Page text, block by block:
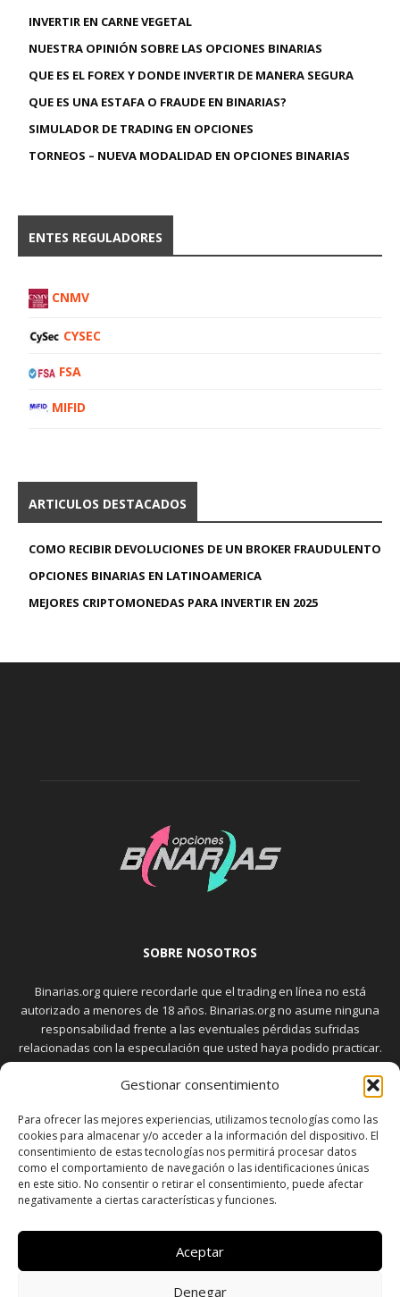
Gestionar consentimiento
Para ofrecer las mejores experiencias, utilizamos tecnologías como las
cookies para almacenar y/o acceder a la información del dispositivo. El
consentimiento de estas tecnologías nos permitirá procesar datos
como el comportamiento de navegación o las identificaciones únicas
en este sitio. No consentir o retirar el consentimiento, puede afectar
negativamente a ciertas características y funciones.
Aceptar
Denegar
INVERTIR EN CARNE VEGETAL
NUESTRA OPINIÓN SOBRE LAS OPCIONES BINARIAS
QUE ES EL FOREX Y DONDE INVERTIR DE MANERA SEGURA
QUE ES UNA ESTAFA O FRAUDE EN BINARIAS?
SIMULADOR DE TRADING EN OPCIONES
TORNEOS – NUEVA MODALIDAD EN OPCIONES BINARIAS
ENTES REGULADORES
CNMV
CYSEC
FSA
MIFID
ARTICULOS DESTACADOS
COMO RECIBIR DEVOLUCIONES DE UN BROKER FRAUDULENTO
OPCIONES BINARIAS EN LATINOAMERICA
MEJORES CRIPTOMONEDAS PARA INVERTIR EN 2025
SOBRE NOSOTROS
Binarias.org quiere recordarle que el trading en línea no está
autorizado a menores de 18 años. Binarias.org no asume ninguna
responsabilidad frente a las eventuales pérdidas sufridas
relacionadas con la especulación que usted haya podido practicar.
El trading en el mercado de opciones binarias implica riesgos
elevados. Usted debe conocer y aceptar estos riesgos, que
transacciones bursátiles.
SÍGUENOS